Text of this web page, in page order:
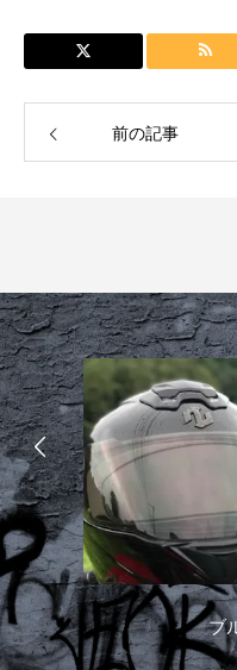
前の記事
ブ